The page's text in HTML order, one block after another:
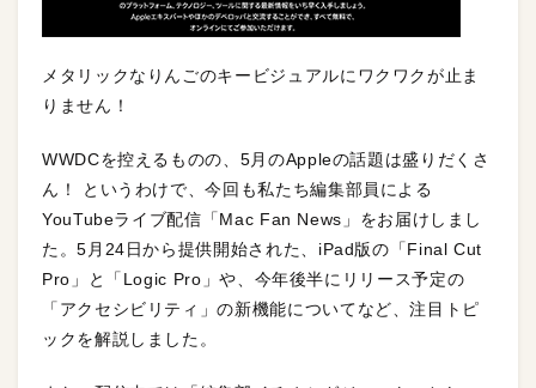
メタリックなりんごのキービジュアルにワクワクが止ま
りません！
WWDCを控えるものの、5月のAppleの話題は盛りだくさ
ん！ というわけで、今回も私たち編集部員による
YouTubeライブ配信「Mac Fan News」をお届けしまし
た。5月24日から提供開始された、iPad版の「Final Cut
Pro」と「Logic Pro」や、今年後半にリリース予定の
「アクセシビリティ」の新機能についてなど、注目トピ
ックを解説しました。